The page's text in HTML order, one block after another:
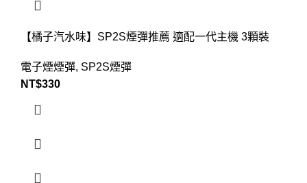
【橘子汽水味】SP2S煙彈推薦 適配一代主機 3顆裝
電子煙煙彈, SP2S煙彈
NT$330